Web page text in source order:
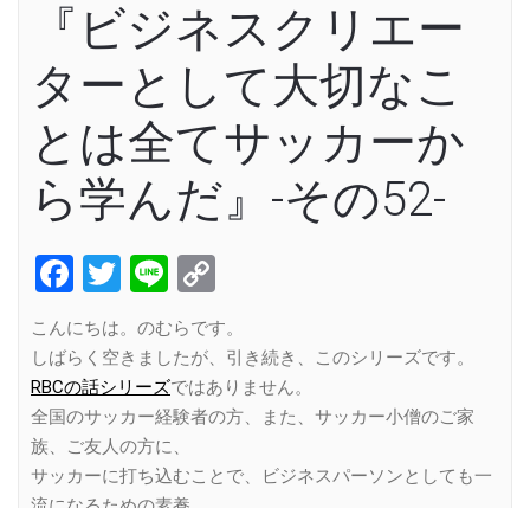
『ビジネスクリエー
ターとして大切なこ
とは全てサッカーか
ら学んだ』-その52-
Facebook
Twitter
Line
Link
こんにちは。のむらです。
しばらく空きましたが、引き続き、このシリーズです。
RBCの話シリーズではありません。
全国のサッカー経験者の方、また、サッカー小僧のご家
族、ご友人の方に、
サッカーに打ち込むことで、ビジネスパーソンとしても一